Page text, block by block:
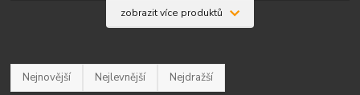
zobrazit více produktů
Nejnovější Nejlevnější Nejdražší